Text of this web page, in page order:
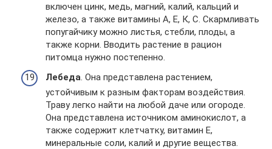
включен цинк, медь, магний, калий, кальций и
железо, а также витамины А, Е, К, С. Скармливать
попугайчику можно листья, стебли, плоды, а
также корни. Вводить растение в рацион
питомца нужно постепенно.
Лебеда. Она представлена растением,
устойчивым к разным факторам воздействия.
Траву легко найти на любой даче или огороде.
Она представлена источником аминокислот, а
также содержит клетчатку, витамин Е,
минеральные соли, калий и другие вещества.